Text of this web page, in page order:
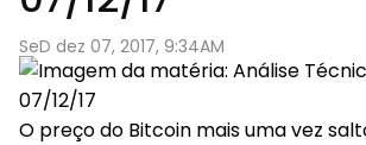
SeD dez 07, 2017, 9:34AM
O preço do Bitcoin mais uma vez